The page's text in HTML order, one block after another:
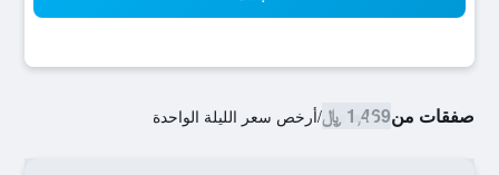
صفقات من1,469 ﷼ /أرخص سعر الليلة الواحدة